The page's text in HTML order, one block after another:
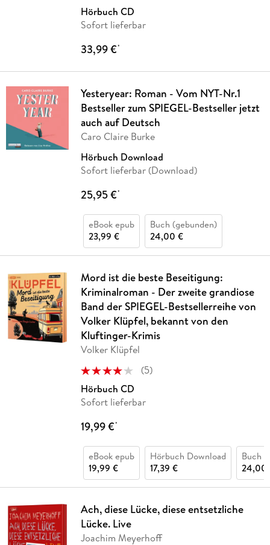
Hörbuch CD
Sofort lieferbar
33,99 €*
Yesteryear: Roman - Vom NYT-Nr.1
Bestseller zum SPIEGEL-Bestseller jetzt
auch auf Deutsch
Caro Claire Burke
Hörbuch Download
Sofort lieferbar (Download)
25,95 €*
eBook epub
23,99 €
Buch (gebunden)
24,00 €
Mord ist die beste Beseitigung:
Kriminalroman - Der zweite grandiose
Band der SPIEGEL-Bestsellerreihe von
Volker Klüpfel, bekannt von den
Kluftinger-Krimis
Volker Klüpfel
(5)
Hörbuch CD
Sofort lieferbar
19,99 €*
eBook epub
19,99 €
Hörbuch Download
17,39 €
Buch
24,00
Ach, diese Lücke, diese entsetzliche
Lücke. Live
Joachim Meyerhoff